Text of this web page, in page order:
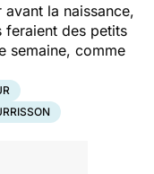
la naissance,
des petits
semaine, comme